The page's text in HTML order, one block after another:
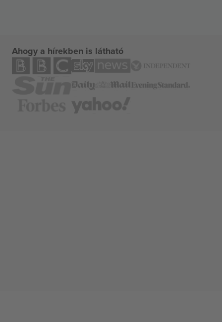
Ahogy a hírekben is látható